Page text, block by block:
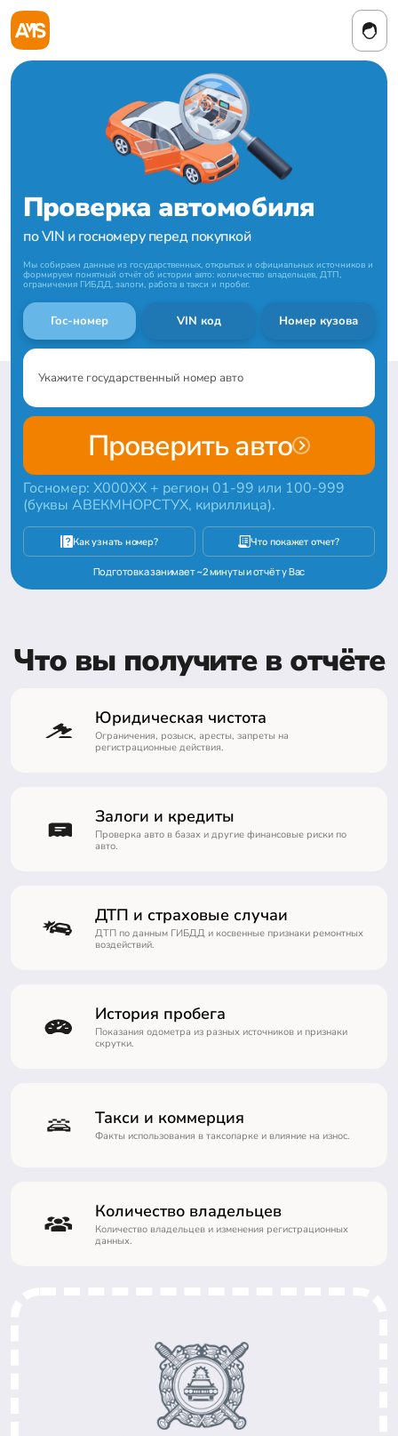
Проверка автомобиля
по VIN и госномеру перед покупкой
Мы собираем данные из государственных, открытых и официальных источников и
формируем понятный отчёт об истории авто: количество владельцев, ДТП,
ограничения ГИБДД, залоги, работа в такси и пробег.
Гос-номер VIN код Номер кузова
Проверить авто
Госномер: Х000ХХ + регион 01-99 или 100-999
(буквы АВЕКМНОРСТУХ, кириллица).
Как узнать номер? Что покажет отчет?
Подготовка занимает ~2 минуты и отчёт у Вас
Что вы получите в отчёте
Юридическая чистота
Ограничения, розыск, аресты, запреты на
регистрационные действия.
Залоги и кредиты
Проверка авто в базах и другие финансовые риски по
авто.
ДТП и страховые случаи
ДТП по данным ГИБДД и косвенные признаки ремонтных
воздействий.
История пробега
Показания одометра из разных источников и признаки
скрутки.
Такси и коммерция
Факты использования в таксопарке и влияние на износ.
Количество владельцев
Количество владельцев и изменения регистрационных
данных.